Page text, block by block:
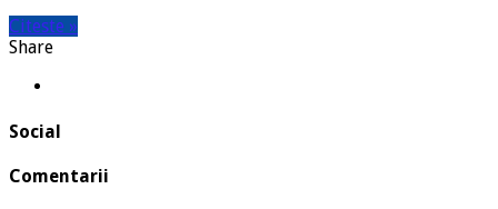
Citeste »
Share
Social
Comentarii